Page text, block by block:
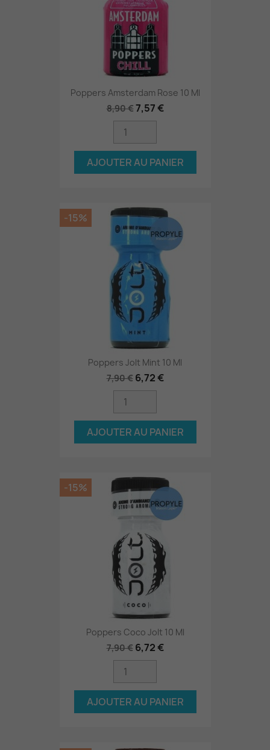
Poppers Amsterdam Rose 10 Ml
8,90 €7,57 €
AJOUTER AU PANIER
Poppers Jolt Mint 10 Ml
7,90 € 6,72 €
AJOUTER AU PANIER
-15%
Poppers Coco Jolt 10 Ml
7,90 € 6,72 €
AJOUTER AU PANIER
-15%